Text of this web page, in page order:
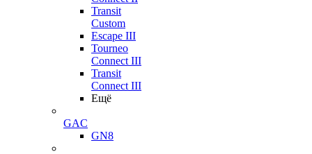
Transit
Custom
Escape III
Tourneo
Connect III
Transit
Connect III
Ещё
GAC
GN8